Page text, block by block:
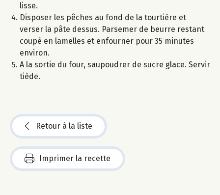
lisse.
Disposer les pêches au fond de la tourtière et
verser la pâte dessus. Parsemer de beurre restant
coupé en lamelles et enfourner pour 35 minutes
environ.
A la sortie du four, saupoudrer de sucre glace. Servir
tiède.
Retour à la liste
Imprimer la recette